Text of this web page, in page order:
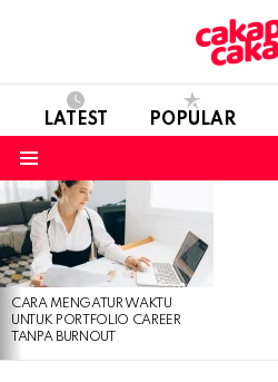
LATEST POPULAR
LATEST
STORIES
CARA MENGATUR WAKTU
UNTUK PORTFOLIO CAREER
TANPA BURNOUT